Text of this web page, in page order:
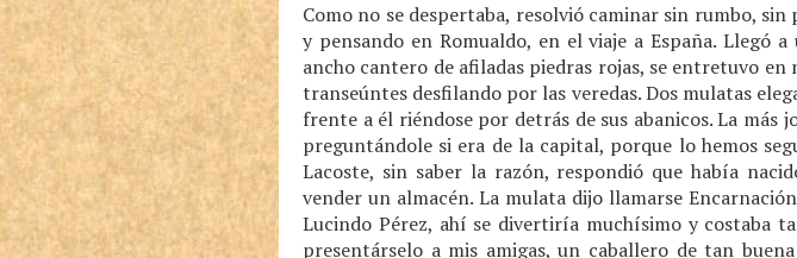
Como no se despertaba, resolvió caminar sin rumbo,
y pensando en Romualdo, en el viaje a España. Llegó
ancho cantero de afiladas piedras rojas, se entretuvo
transeúntes desfilando por las veredas. Dos mulatas
frente a él riéndose por detrás de sus abanicos. La más
preguntándole si era de la capital, porque lo hemos
Lacoste, sin saber la razón, respondió que había
vender un almacén. La mulata dijo llamarse
Lucindo Pérez, ahí se divertiría muchísimo y costaba
presentárselo a mis amigas, un caballero de tan